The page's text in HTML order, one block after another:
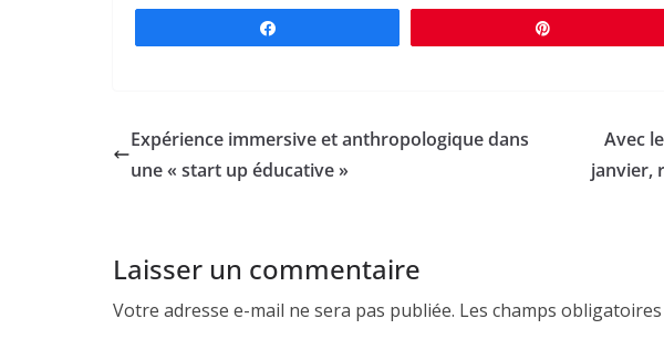
Expérience immersive et anthropologique dans
une « start up éducative »
Avec
janvier,
Laisser un commentaire
Votre adresse e-mail ne sera pas publiée. Les champs